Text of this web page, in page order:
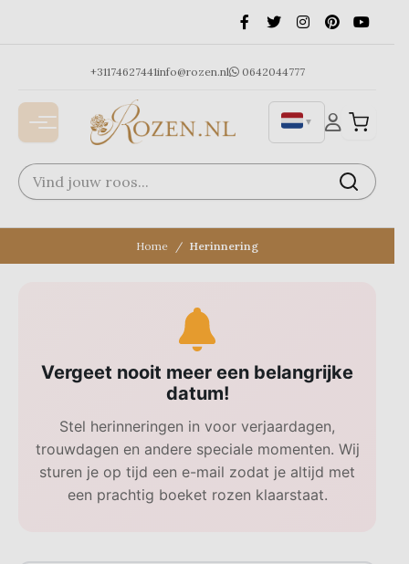
+31174627441info@rozen.nl 0642044777
▼
Home Herinnering
Vergeet nooit meer een belangrijke
datum!
Stel herinneringen in voor verjaardagen,
trouwdagen en andere speciale momenten. Wij
sturen je op tijd een e-mail zodat je altijd met
een prachtig boeket rozen klaarstaat.